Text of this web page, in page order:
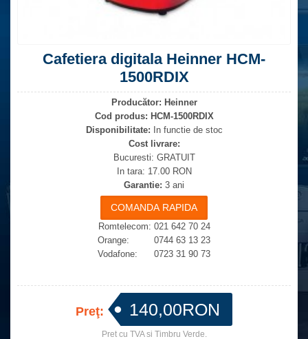
Cafetiera digitala Heinner HCM-
1500RDIX
Producător: Heinner
Cod produs: HCM-1500RDIX
Disponibilitate: In functie de stoc
Cost livrare:
Bucuresti: GRATUIT
In tara: 17.00 RON
Garantie: 3 ani
Romtelecom: 021 642 70 24
Orange: 0744 63 13 23
Vodafone: 0723 31 90 73
Preţ: 140,00RON
Pret cu TVA si Timbru Verde.